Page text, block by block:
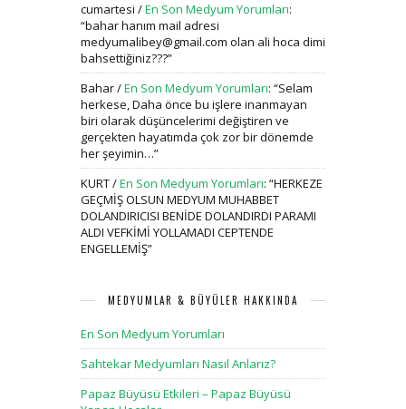
cumartesi /En Son Medyum Yorumları:
“bahar hanım mail adresi
medyumalibey@gmail.com olan ali hoca dimi
bahsettiğiniz???”
Bahar/En Son Medyum Yorumları: “Selam
herkese, Daha önce bu işlere inanmayan
biri olarak düşüncelerimi değiştiren ve
gerçekten hayatımda çok zor bir dönemde
her şeyimin…”
KURT/En Son Medyum Yorumları: “HERKEZE
GEÇMİŞ OLSUN MEDYUM MUHABBET
DOLANDIRICISI BENİDE DOLANDIRDI PARAMI
ALDI VEFKİMİ YOLLAMADI CEPTENDE
ENGELLEMİŞ”
MEDYUMLAR & BÜYÜLER HAKKINDA
En Son Medyum Yorumları
Sahtekar Medyumları Nasıl Anlarız?
Papaz Büyüsü Etkileri – Papaz Büyüsü